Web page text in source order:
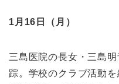
1月16日（月）
三島医院の長女・三島
踪。学校のクラブ活動